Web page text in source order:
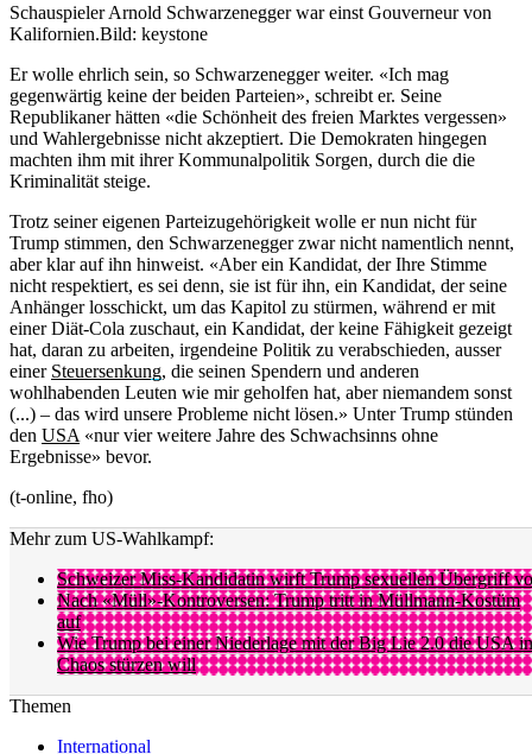
Schauspieler Arnold Schwarzenegger war einst Gouverneur von
Kalifornien.Bild: keystone
Er wolle ehrlich sein, so Schwarzenegger weiter. «Ich mag
gegenwärtig keine der beiden Parteien», schreibt er. Seine
Republikaner hätten «die Schönheit des freien Marktes vergessen»
und Wahlergebnisse nicht akzeptiert. Die Demokraten hingegen
machten ihm mit ihrer Kommunalpolitik Sorgen, durch die die
Kriminalität steige.
Trotz seiner eigenen Parteizugehörigkeit wolle er nun nicht für
Trump stimmen, den Schwarzenegger zwar nicht namentlich nennt,
aber klar auf ihn hinweist. «Aber ein Kandidat, der Ihre Stimme
nicht respektiert, es sei denn, sie ist für ihn, ein Kandidat, der seine
Anhänger losschickt, um das Kapitol zu stürmen, während er mit
einer Diät-Cola zuschaut, ein Kandidat, der keine Fähigkeit gezeigt
hat, daran zu arbeiten, irgendeine Politik zu verabschieden, ausser
einer Steuersenkung, die seinen Spendern und anderen
wohlhabenden Leuten wie mir geholfen hat, aber niemandem sonst
(...) – das wird unsere Probleme nicht lösen.» Unter Trump stünden
den USA «nur vier weitere Jahre des Schwachsinns ohne
Ergebnisse» bevor.
(t-online, fho)
Mehr zum US-Wahlkampf:
Schweizer Miss-Kandidatin wirft Trump sexuellen Übergriff
Nach «Müll»-Kontroversen: Trump tritt in Müllmann-Kostüm
auf
Wie Trump bei einer Niederlage mit der Big Lie 2.0 die USA
Chaos stürzen will
Themen
International